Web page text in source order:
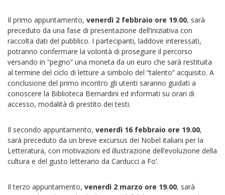
Il primo appuntamento, venerdì 2 febbraio ore 19.00, sarà
preceduto da una fase di presentazione dell’iniziativa con
raccolta dati del pubblico. I partecipanti, laddove interessati,
potranno confermare la volontà di proseguire il percorso
versando in “pegno” una moneta da un euro che sarà restituita
al termine del ciclo di letture a simbolo del “talento” acquisito. A
conclusione del primo incontro gli utenti saranno guidati a
conoscere la Biblioteca Bernardini ed informati su orari di
accesso, modalità di prestito dei testi.
Il secondo appuntamento, venerdì 16 febbraio ore 19.00,
sarà preceduto da un breve excursus dei Nobel italiani per la
Letteratura, con motivazioni ed illustrazione dell’evoluzione della
cultura e del gusto letterario da Carducci a Fo’.
Il terzo appuntamento, venerdì 2 marzo ore 19.00, sarà